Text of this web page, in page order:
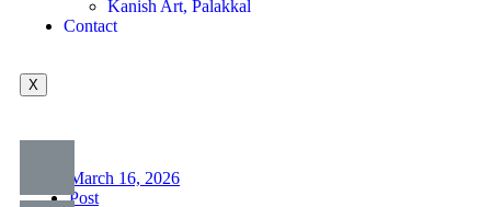
Kanish Art, Palakkal
Contact
X
March 16, 2026
Post